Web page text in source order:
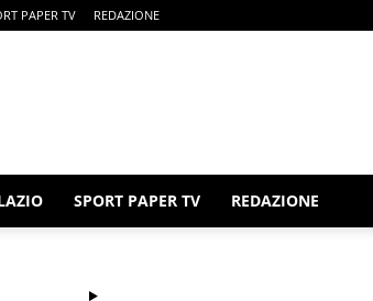
PAPER TV REDAZIONE
SPORT PAPER TV REDAZIONE